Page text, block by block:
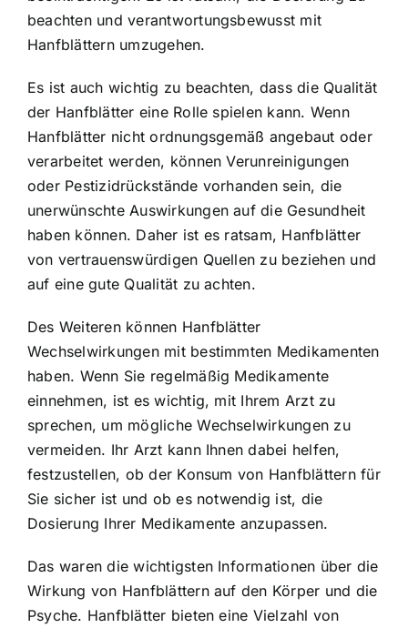
beachten und verantwortungsbewusst mit
Hanfblättern umzugehen.
Es ist auch wichtig zu beachten, dass die Qualität
der Hanfblätter eine Rolle spielen kann. Wenn
Hanfblätter nicht ordnungsgemäß angebaut oder
verarbeitet werden, können Verunreinigungen
oder Pestizidrückstände vorhanden sein, die
unerwünschte Auswirkungen auf die Gesundheit
haben können. Daher ist es ratsam, Hanfblätter
von vertrauenswürdigen Quellen zu beziehen und
auf eine gute Qualität zu achten.
Des Weiteren können Hanfblätter
Wechselwirkungen mit bestimmten Medikamenten
haben. Wenn Sie regelmäßig Medikamente
einnehmen, ist es wichtig, mit Ihrem Arzt zu
sprechen, um mögliche Wechselwirkungen zu
vermeiden. Ihr Arzt kann Ihnen dabei helfen,
festzustellen, ob der Konsum von Hanfblättern für
Sie sicher ist und ob es notwendig ist, die
Dosierung Ihrer Medikamente anzupassen.
Das waren die wichtigsten Informationen über die
Wirkung von Hanfblättern auf den Körper und die
Psyche. Hanfblätter bieten eine Vielzahl von